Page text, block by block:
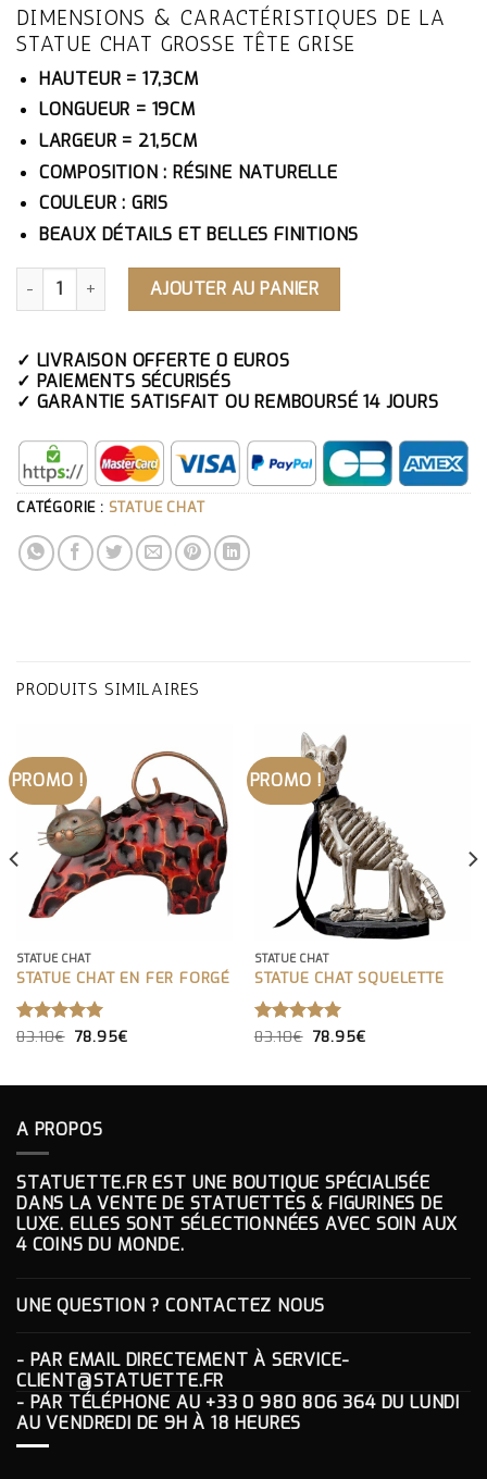
DIMENSIONS & CARACTÉRISTIQUES DE LA
STATUE CHAT GROSSE TÊTE GRISE
HAUTEUR = 17,3CM
LONGUEUR = 19CM
LARGEUR = 21,5CM
COMPOSITION : RÉSINE NATURELLE
COULEUR : GRIS
BEAUX DÉTAILS ET BELLES FINITIONS
QUANTITÉ DE STATUE CHAT GROSSE TÊTE GRISE
AJOUTER AU PANIER
✓ LIVRAISON OFFERTE 0 EUROS
✓ PAIEMENTS SÉCURISÉS
✓ GARANTIE SATISFAIT OU REMBOURSÉ 14 JOURS
CATÉGORIE : STATUE CHAT
PRODUITS SIMILAIRES
PROMO !
STATUE CHAT
STATUE CHAT EN FER FORGÉ
NOTE 5.00
83.10€ LE
83.10€.
78.95€LE
78.95€.
PROMO !
STATUE CHAT
STATUE CHAT SQUELETTE
NOTE 5.00
83.10€ LE
83.10€.
78.95€LE
78.95€.
A PROPOS
STATUETTE.FR EST UNE BOUTIQUE SPÉCIALISÉE
DANS LA VENTE DE STATUETTES & FIGURINES DE
LUXE. ELLES SONT SÉLECTIONNÉES AVEC SOIN AUX
4 COINS DU MONDE.
UNE QUESTION ? CONTACTEZ NOUS
- PAR EMAIL DIRECTEMENT À SERVICE-
CLIENT@STATUETTE.FR
- PAR TÉLÉPHONE AU +33 0 980 806 364DU LUNDI
AU VENDREDI DE 9H À 18 HEURES